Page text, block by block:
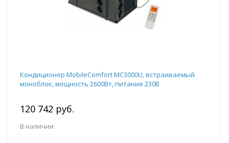
Кондиционер MobileComfort MC3000U, встраиваемый
моноблок, мощность 2600Вт, питание 230B
120 742 руб.
В наличии